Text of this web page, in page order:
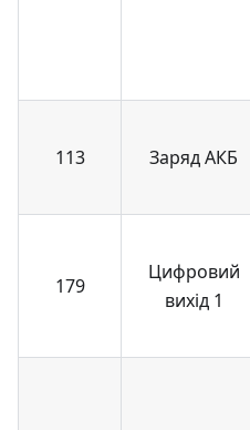
113 Заряд АКБ
179
Цифровий
вихід 1